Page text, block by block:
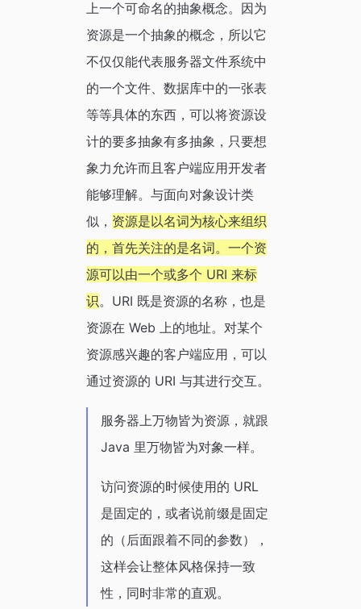
上一个可命名的抽象概念。因为
资源是一个抽象的概念，所以它
不仅仅能代表服务器文件系统中
的一个文件、数据库中的一张表
等等具体的东西，可以将资源设
计的要多抽象有多抽象，只要想
象力允许而且客户端应用开发者
能够理解。与面向对象设计类
似， 资源是以名词为核心来组织
的，首先关注的是名词。一个资
源可以由一个或多个 URI 来标
识。URI 既是资源的名称，也是
资源在 Web 上的地址。对某个
资源感兴趣的客户端应用，可以
通过资源的 URI 与其进行交互。
服务器上万物皆为资源，就跟
Java 里万物皆为对象一样。
访问资源的时候使用的 URL
是固定的，或者说前缀是固定
的（后面跟着不同的参数），
这样会让整体风格保持一致
性，同时非常的直观。